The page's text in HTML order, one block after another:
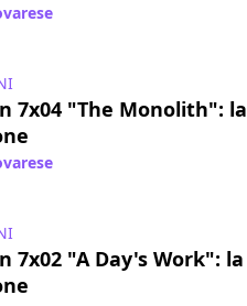
7x04 "The Monolith": la
7x02 "A Day's Work": la